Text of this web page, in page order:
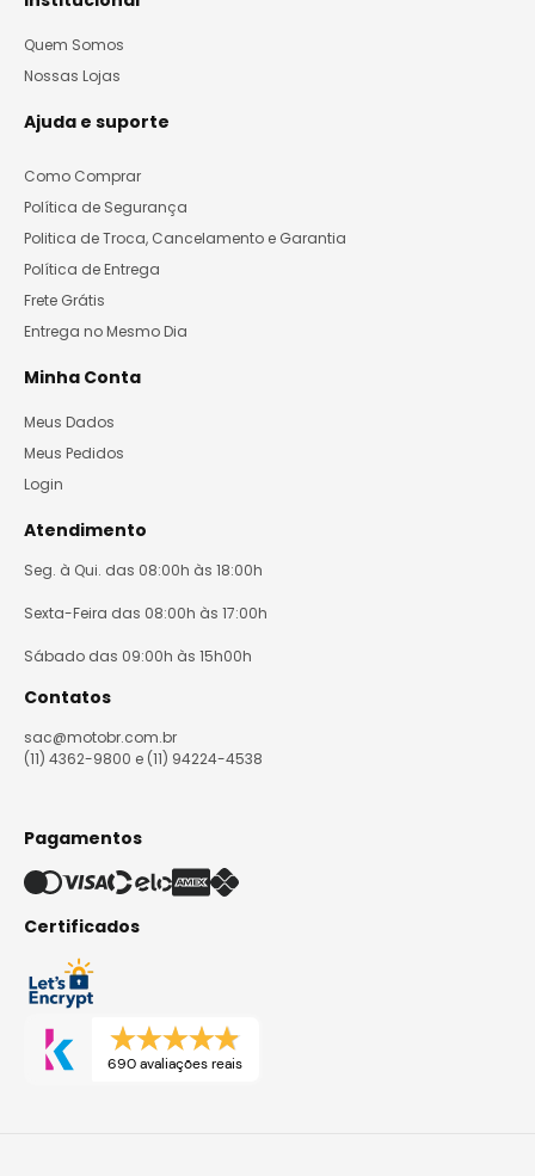
Quem Somos
Nossas Lojas
Ajuda e suporte
Como Comprar
Política de Segurança
Politica de Troca, Cancelamento e Garantia
Política de Entrega
Frete Grátis
Entrega no Mesmo Dia
Minha Conta
Meus Dados
Meus Pedidos
Login
Atendimento
Seg. à Qui. das 08:00h às 18:00h
Sexta-Feira das 08:00h às 17:00h
Sábado das 09:00h às 15h00h
Contatos
sac@motobr.com.br
(11) 4362-9800 e (11) 94224-4538
Pagamentos
Certificados
690 avaliações reais